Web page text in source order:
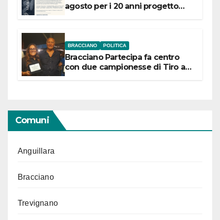
agosto per i 20 anni progetto
BRACCIANO POLITICA
Bracciano Partecipa fa centro
con due campionesse di Tiro a
Comuni
Anguillara
Bracciano
Trevignano